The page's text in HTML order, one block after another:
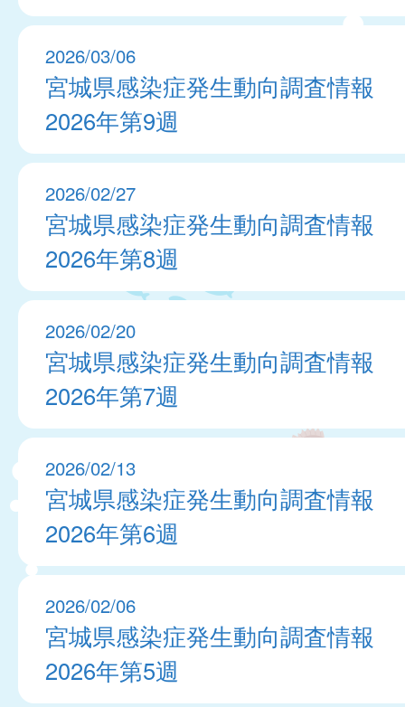
2026/03/06
宮城県感染症発生動向調査情報
2026年第9週
2026/02/27
宮城県感染症発生動向調査情報
2026年第8週
2026/02/20
宮城県感染症発生動向調査情報
2026年第7週
2026/02/13
宮城県感染症発生動向調査情報
2026年第6週
2026/02/06
宮城県感染症発生動向調査情報
2026年第5週